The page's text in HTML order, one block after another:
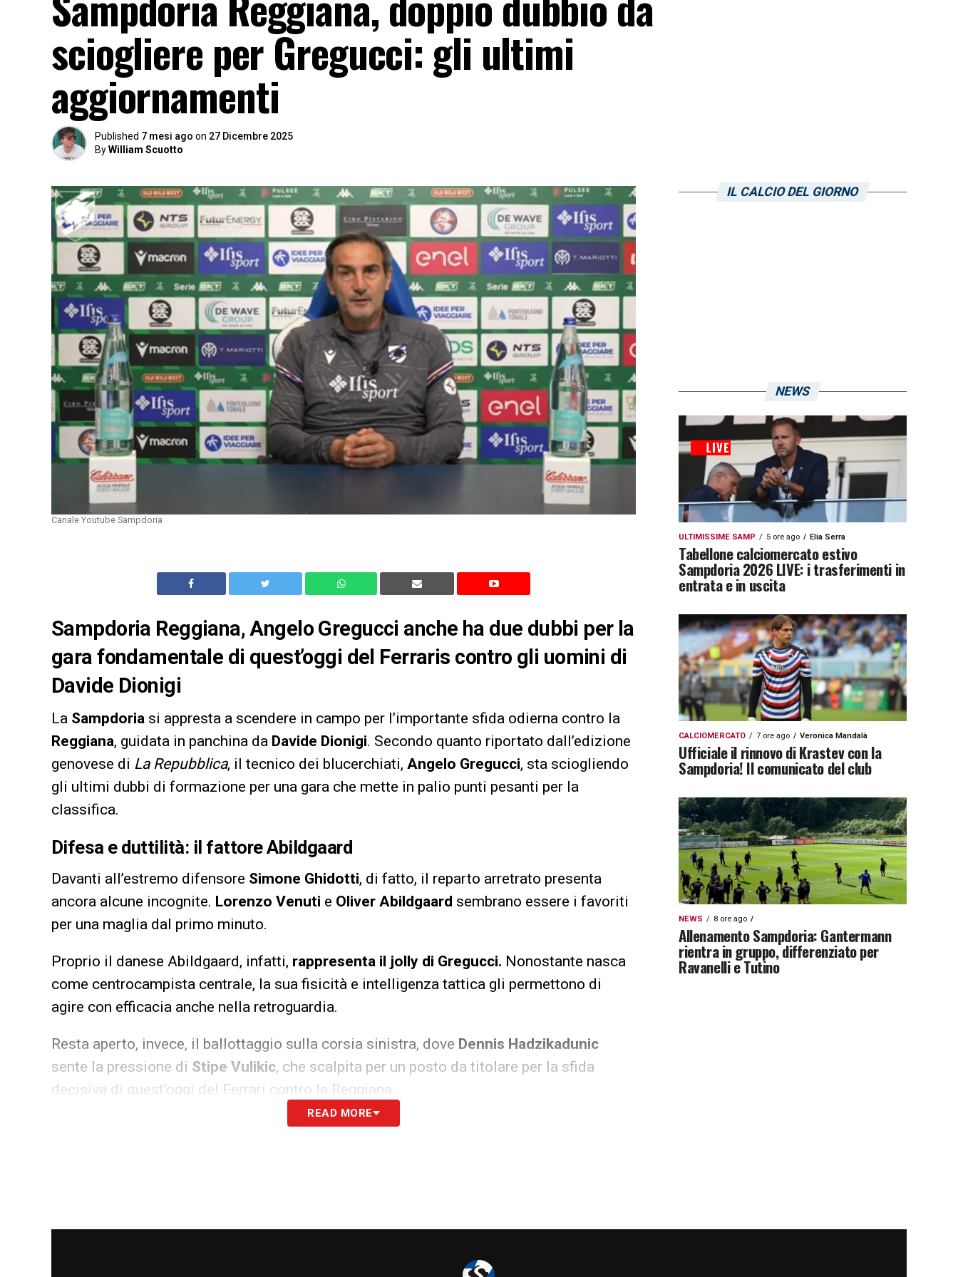
sciogliere per Gregucci: gli ultimi
aggiornamenti
Published 7 mesi ago on 27 Dicembre 2025
ByWilliam Scuotto
Canale Youtube Sampdoria
Sampdoria Reggiana, Angelo Gregucci anche ha due dubbi per la
gara fondamentale di quest’oggi del Ferraris contro gli uomini di
Davide Dionigi
La Sampdoria si appresta a scendere in campo per l’importante sfida odierna contro la
Reggiana, guidata in panchina da Davide Dionigi. Secondo quanto riportato dall’edizione
genovese di La Repubblica, il tecnico dei blucerchiati, Angelo Gregucci, sta sciogliendo
gli ultimi dubbi di formazione per una gara che mette in palio punti pesanti per la
classifica.
Difesa e duttilità: il fattore Abildgaard
Davanti all’estremo difensore Simone Ghidotti, di fatto, il reparto arretrato presenta
ancora alcune incognite. Lorenzo Venuti e Oliver Abildgaard sembrano essere i favoriti
per una maglia dal primo minuto.
Proprio il danese Abildgaard, infatti, rappresenta il jolly di Gregucci. Nonostante nasca
come centrocampista centrale, la sua fisicità e intelligenza tattica gli permettono di
agire con efficacia anche nella retroguardia.
Resta aperto, invece, il ballottaggio sulla corsia sinistra, dove Dennis Hadzikadunic
sente la pressione di Stipe Vulikic, che scalpita per un posto da titolare per la sfida
decisiva di quest’oggi del Ferrari contro la Reggiana.
Centrocampo e attacco: Barak in pole position
, che ha faticato nell’ultima uscita contro il
READ MORE
IL CALCIO DEL GIORNO
NEWS
ULTIMISSIME SAMP 5 ore ago Elia Serra
Tabellone calciomercato estivo
Sampdoria 2026 LIVE: i trasferimenti in
entrata e in uscita
CALCIOMERCATO 7 ore ago Veronica Mandalà
Ufficiale il rinnovo di Krastev con la
Sampdoria! Il comunicato del club
NEWS 8 ore ago
Allenamento Sampdoria: Gantermann
rientra in gruppo, differenziato per
Ravanelli e Tutino